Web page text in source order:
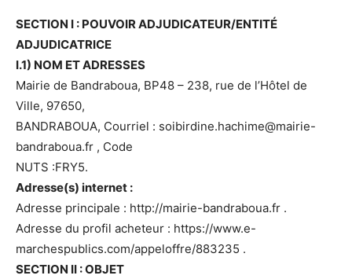
SECTION I : POUVOIR ADJUDICATEUR/ENTITÉ
ADJUDICATRICE
I.1) NOM ET ADRESSES
Mairie de Bandraboua, BP48 – 238, rue de l’Hôtel de
Ville, 97650,
BANDRABOUA, Courriel : soibirdine.hachime@mairie-
bandraboua.fr , Code
NUTS :FRY5.
Adresse(s) internet :
Adresse principale : http://mairie-bandraboua.fr .
Adresse du profil acheteur : https://www.e-
marchespublics.com/appeloffre/883235 .
SECTION II : OBJET